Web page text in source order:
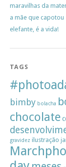
maravilhas da
a mãe que capotou
elefante, é a vida!
TAGS
bimby bolacha
chocolate
gravidez ilustração